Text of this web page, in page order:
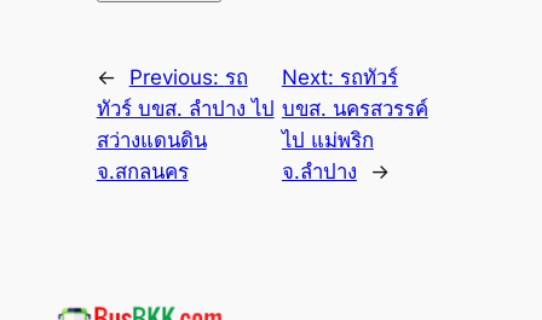
← Previous: รถ
ทัวร์ บขส. ลำปาง ไป
สว่างแดนดิน
จ.สกลนคร
Next: รถทัวร์
บขส. นครสวรรค์
ไป แม่พริก
จ.ลำปาง
→